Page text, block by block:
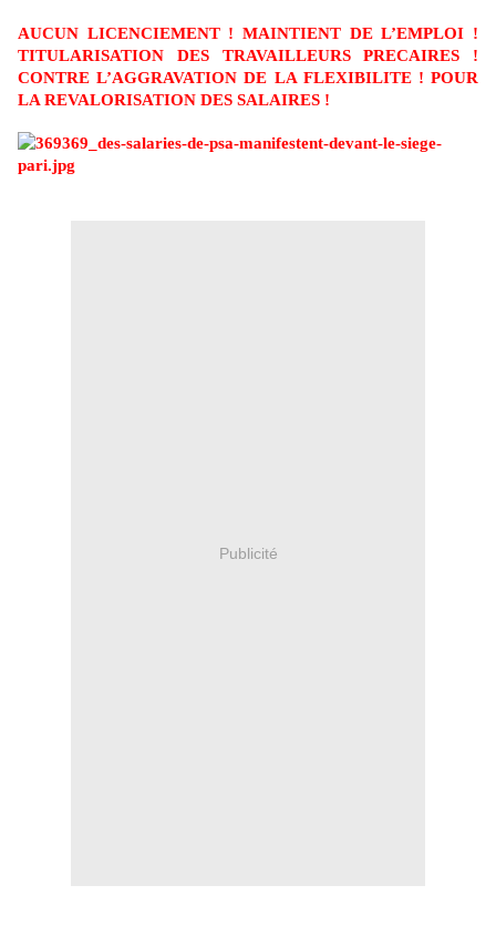
AUCUN LICENCIEMENT ! MAINTIENT DE L’EMPLOI !
TITULARISATION DES TRAVAILLEURS PRECAIRES !
CONTRE L’AGGRAVATION DE LA FLEXIBILITE ! POUR
LA REVALORISATION DES SALAIRES !
Publicité